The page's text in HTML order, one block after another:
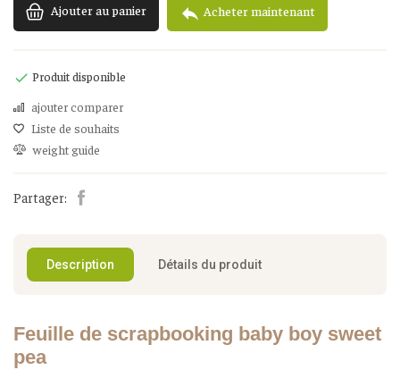
Ajouter au panier  Acheter maintenant
 Produit disponible
ajouter comparer
Liste de souhaits
weight guide
Partager:
Description Détails du produit
Feuille de scrapbooking baby boy sweet
pea